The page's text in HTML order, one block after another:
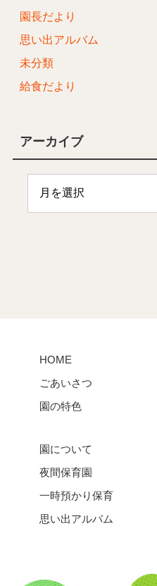
園長だより
思い出アルバム
未分類
給食だより
アーカイブ
HOME
ごあいさつ
園の特色
園について
夜間保育園
一時預かり保育
思い出アルバム